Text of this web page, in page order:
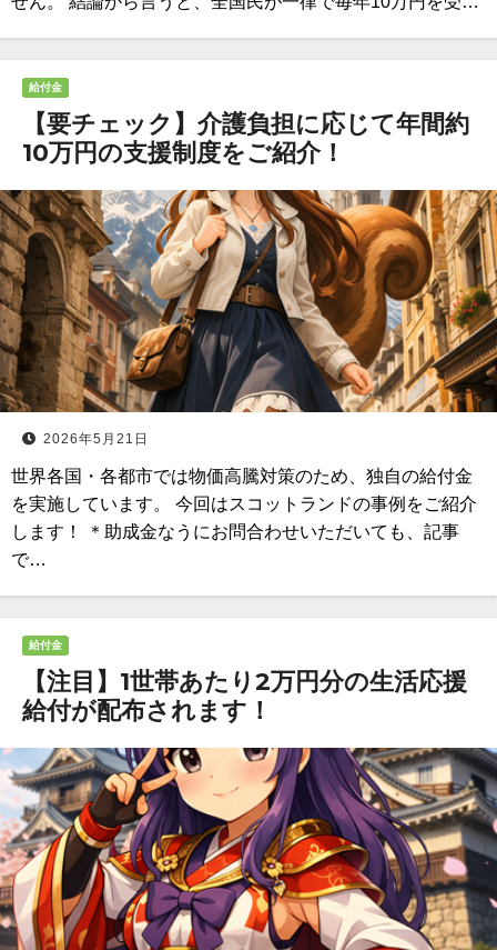
給付金
【要チェック】介護負担に応じて年間約
10万円の支援制度をご紹介！
2026年5月21日
世界各国・各都市では物価高騰対策のため、独自の給付金
を実施しています。 今回はスコットランドの事例をご紹介
します！ ＊助成金なうにお問合わせいただいても、記事
で…
給付金
【注目】1世帯あたり2万円分の生活応援
給付が配布されます！